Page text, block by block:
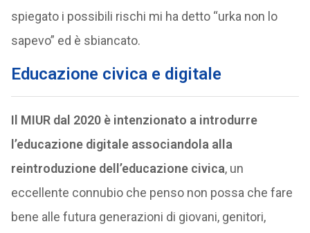
spiegato i possibili rischi mi ha detto “urka non lo
sapevo” ed è sbiancato.
Educazione civica e digitale
Il MIUR dal 2020 è intenzionato a introdurre
l’educazione digitale associandola alla
reintroduzione dell’educazione civica, un
eccellente connubio che penso non possa che fare
bene alle futura generazioni di giovani, genitori,